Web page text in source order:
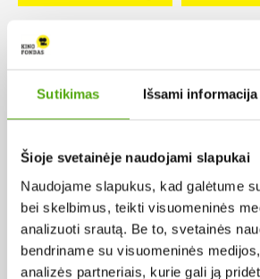
Sutikimas Išsami informacija
Šioje svetainėje naudojami slapukai
Naudojame slapukus, kad galėtume
bei skelbimus, teikti visuomeninės
analizuoti srautą. Be to, svetainės
bendriname su visuomeninės
analizės partneriais, kurie gali ją
Pagal šalį:
Izraelis
Pagal abėcėlę:
Rezultatų